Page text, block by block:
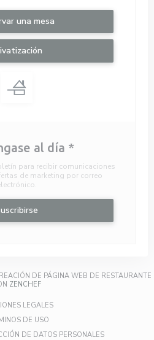
una mesa
al día *
para recibir comunicaciones
de marketing por correo
DE PÁGINA WEB DE RESTAURANTE
ZENCHEF((ABRE EN UNA NUEVA VENTANA))
LEGALES((ABRE EN UNA NUEVA
DE USO((ABRE EN UNA NUEVA
DE DATOS PERSONALES((ABRE EN